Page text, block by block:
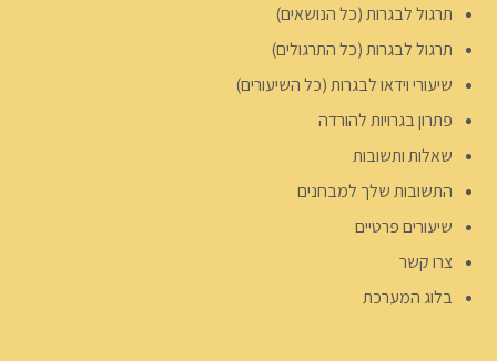
תרגול לבגרות (כל הנושאים)
תרגול לבגרות (כל התרגולים)
שיעורי וידאו לבגרות (כל השיעורים)
פתרון בגרויות להורדה
שאלות ותשובות
התשובות שלך למבחנים
שיעורים פרטיים
צרו קשר
בלוג המערכת